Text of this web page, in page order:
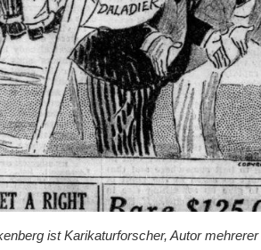
ist Karikaturforscher, Autor